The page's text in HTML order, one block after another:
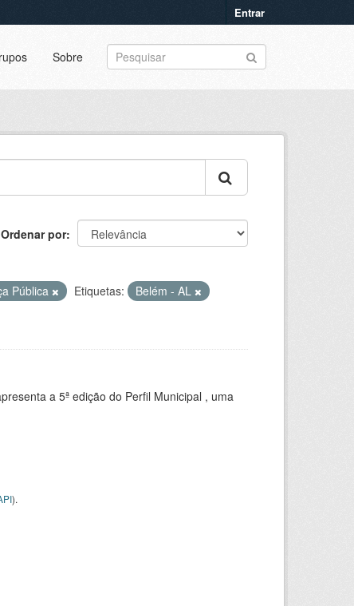
Entrar
Sobre
Ordenar por
Pública Etiquetas:
Belém - AL
a 5ª edição do Perfil Municipal , uma
).